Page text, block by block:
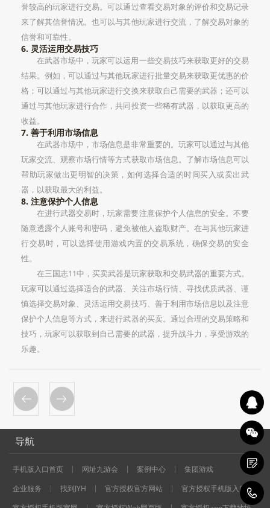
誉较高的玩家进行交易。可以通过查看交易对象的评价和交易记录
来了解其信誉情况。也可以与其他玩家进行交流，了解交易对象的
信誉和可靠性。
6. 灵活运用交易技巧
在武器市场中，玩家可以运用一些交易技巧来获取更好的交易
结果。例如，可以通过与其他玩家进行批量交易来获取更优惠的价
格；可以通过与其他玩家进行交换来获取自己需要的武器；还可以
通过与其他玩家进行合作，共同投资一些稀有武器，以获取更高的
收益。
7. 善于利用市场信息
在武器市场中，市场信息是非常重要的。玩家可以通过与其他
玩家交流、观察市场行情等方式获取市场信息。了解市场信息可以
帮助玩家做出更明智的决策，如何选择合适的时间买入或卖出武
器，以获取最大的利益。
8. 注意保护个人信息
在进行武器交易时，玩家需要注意保护个人信息的安全。不要
随意透露个人账号和密码，避免被他人盗取财产。在与其他玩家进
行交易时，可以选择使用游戏内置的交易系统，确保交易的安全
性。
在三国志11中，买卖武器是玩家获取和交易武器的重要方式。
玩家可以通过选择适合的武器、关注市场行情、寻找优质武器、谨
慎选择交易对象、灵活运用交易技巧、善于利用市场信息以及注意
保护个人信息等方式，来进行武器的买卖。通过合理的交易策略和
技巧，玩家可以获取到自己需要的武器，提升战斗力，享受游戏的
乐趣。
导航
手机版入口首页 网址九游会 案例中心
集团游戏
企业服务
找到JYH 官方授权官方网站
官方授权手机版入口